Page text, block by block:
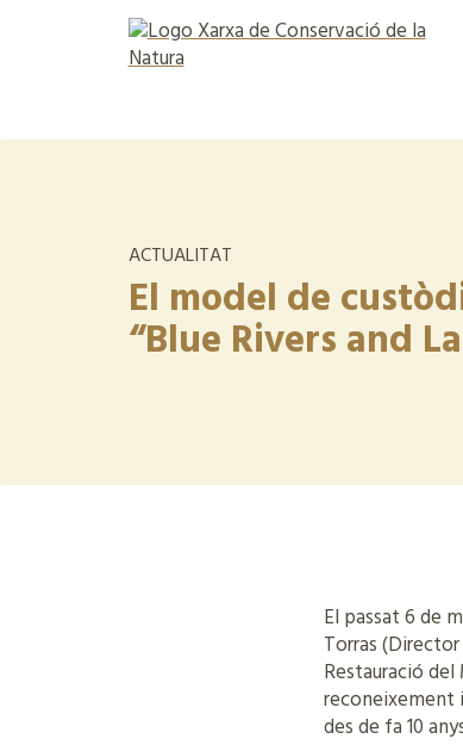
ACTUALITAT
El model de
“Blue Rivers and
El passat 6 de
Torras
Restauració
reconeixement
des de fa 10